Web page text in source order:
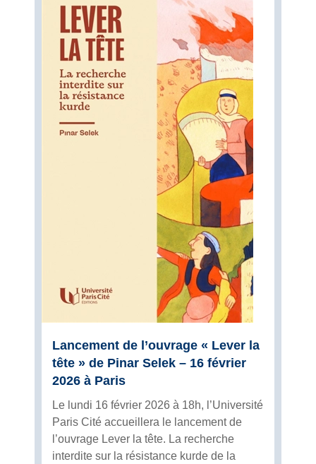
Lancement de l’ouvrage « Lever la
tête » de Pinar Selek – 16 février
2026 à Paris
Le lundi 16 février 2026 à 18h, l’Université
Paris Cité accueillera le lancement de
l’ouvrage Lever la tête. La recherche
interdite sur la résistance kurde de la